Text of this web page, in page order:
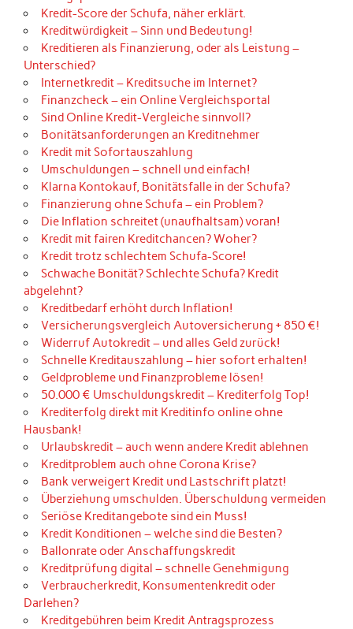
Kredit-Score der Schufa, näher erklärt.
Kreditwürdigkeit – Sinn und Bedeutung!
Kreditieren als Finanzierung, oder als Leistung –
Unterschied?
Internetkredit – Kreditsuche im Internet?
Finanzcheck – ein Online Vergleichsportal
Sind Online Kredit-Vergleiche sinnvoll?
Bonitätsanforderungen an Kreditnehmer
Kredit mit Sofortauszahlung
Umschuldungen – schnell und einfach!
Klarna Kontokauf, Bonitätsfalle in der Schufa?
Finanzierung ohne Schufa – ein Problem?
Die Inflation schreitet (unaufhaltsam) voran!
Kredit mit fairen Kreditchancen? Woher?
Kredit trotz schlechtem Schufa-Score!
Schwache Bonität? Schlechte Schufa? Kredit
abgelehnt?
Kreditbedarf erhöht durch Inflation!
Versicherungsvergleich Autoversicherung + 850 €!
Widerruf Autokredit – und alles Geld zurück!
Schnelle Kreditauszahlung – hier sofort erhalten!
Geldprobleme und Finanzprobleme lösen!
50.000 € Umschuldungskredit – Krediterfolg Top!
Krediterfolg direkt mit Kreditinfo online ohne
Hausbank!
Urlaubskredit – auch wenn andere Kredit ablehnen
Kreditproblem auch ohne Corona Krise?
Bank verweigert Kredit und Lastschrift platzt!
Überziehung umschulden. Überschuldung vermeiden
Seriöse Kreditangebote sind ein Muss!
Kredit Konditionen – welche sind die Besten?
Ballonrate oder Anschaffungskredit
Kreditprüfung digital – schnelle Genehmigung
Verbraucherkredit, Konsumentenkredit oder
Darlehen?
Kreditgebühren beim Kredit Antragsprozess